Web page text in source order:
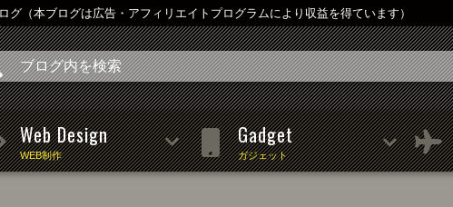
（本ブログは広告・アフィリエイトプログラムにより収益を得ています）
Web Design
WEB制作
Gadget
ガジェット